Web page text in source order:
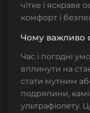
чітке і яскраве
комфорт і
Чому важливо
Час і погодні
вплинути на
стати мутним
подряпини,
ультрафіолету.